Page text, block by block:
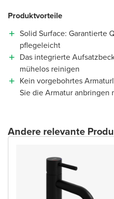
Produktvorteile
Solid Surface: Garantierte
pflegeleicht
Das integrierte
mühelos reinigen
Kein vorgebohrtes
Sie die Armatur anbringen
Andere relevante